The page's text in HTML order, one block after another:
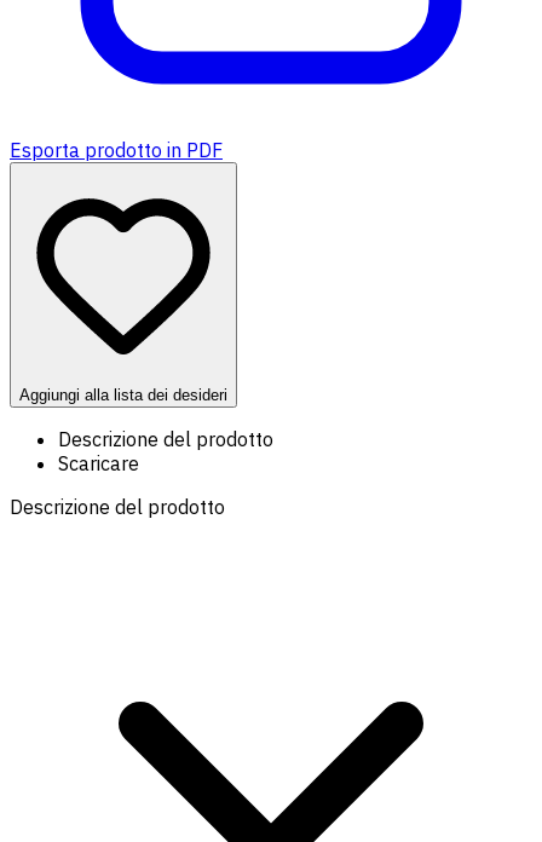
Esporta prodotto in PDF
Aggiungi alla lista dei desideri
Descrizione del prodotto
Scaricare
Descrizione del prodotto